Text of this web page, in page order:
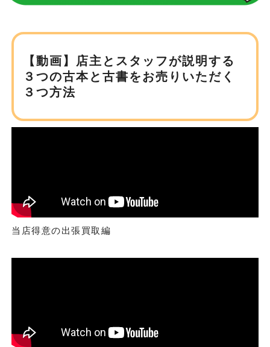
【動画】店主とスタッフが説明する
３つの古本と古書をお売りいただく
３つ方法
当店得意の出張買取編